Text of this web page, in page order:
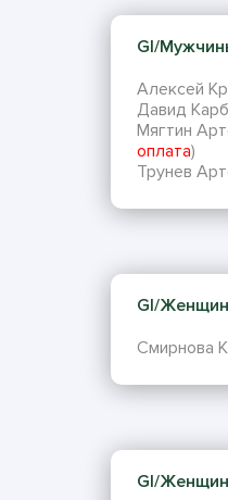
GI/
Алексей
Давид
Мягтин
оплата)
Трунев
GI/
Смирнова
GI/